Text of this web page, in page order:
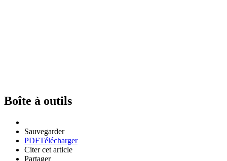
Boîte à outils
Sauvegarder
PDFTélécharger
Citer cet article
Partager